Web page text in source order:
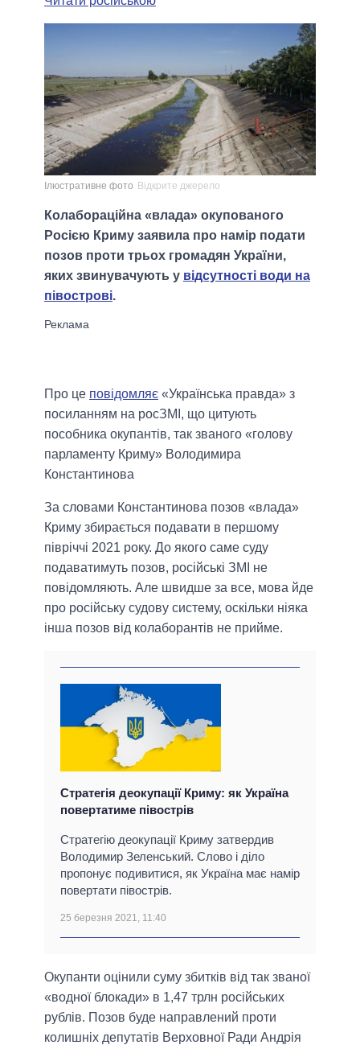
Ілюстративне фото Відкрите джерело
Колабораційна «влада» окупованого
Росією Криму заявила про намір подати
позов проти трьох громадян України,
яких звинувачують у відсутності води на
півострові.
Про це повідомляє «Українська правда» з
посиланням на росЗМІ, що цитують
пособника окупантів, так званого «голову
парламенту Криму» Володимира
Константинова
За словами Константинова позов «влада»
Криму збирається подавати в першому
півріччі 2021 року. До якого саме суду
подаватимуть позов, російські ЗМІ не
повідомляють. Але швидше за все, мова йде
про російську судову систему, оскільки ніяка
інша позов від колаборантів не прийме.
Стратегія деокупації Криму: як Україна
повертатиме півострів
Стратегію деокупації Криму затвердив
Володимир Зеленський. Слово і діло
пропонує подивитися, як Україна має намір
повертати півострів.
25 березня 2021, 11:40
Окупанти оцінили суму збитків від так званої
«водної блокади» в 1,47 трлн російських
рублів. Позов буде направлений проти
колишніх депутатів Верховної Ради Андрія